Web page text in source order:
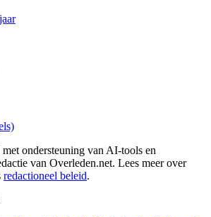
ondersteuning van AI-tools en
van Overleden.net. Lees meer over
redactioneel beleid.